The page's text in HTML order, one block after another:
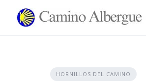
Inhalt
springen
HORNILLOS DEL CAMINO